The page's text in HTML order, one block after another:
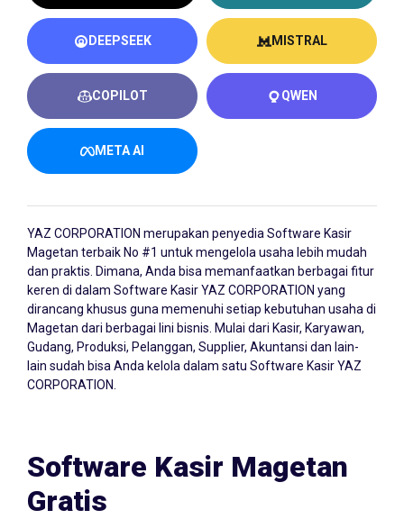
DEEPSEEK MISTRAL
COPILOT QWEN
META AI
YAZ CORPORATION merupakan penyedia Software Kasir
Magetan terbaik No #1 untuk mengelola usaha lebih mudah
dan praktis. Dimana, Anda bisa memanfaatkan berbagai fitur
keren di dalam Software Kasir YAZ CORPORATION yang
dirancang khusus guna memenuhi setiap kebutuhan usaha di
Magetan dari berbagai lini bisnis. Mulai dari Kasir, Karyawan,
Gudang, Produksi, Pelanggan, Supplier, Akuntansi dan lain-
lain sudah bisa Anda kelola dalam satu Software Kasir YAZ
CORPORATION.
Software Kasir Magetan
Gratis